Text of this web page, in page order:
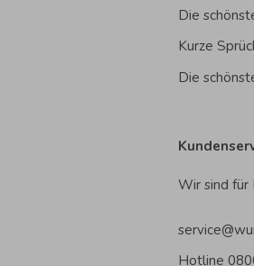
Die
Kurze
Die
Wir sind für
Hotline